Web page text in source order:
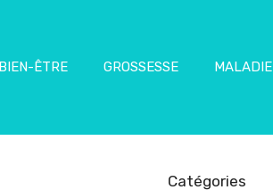
BIEN-ÊTRE GROSSESSE MALADIE
Catégories